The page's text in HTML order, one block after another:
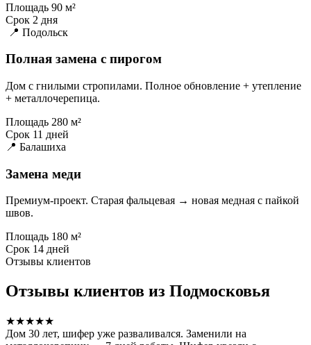
Площадь 90 м²
Срок 2 дня
📍 Подольск
Полная замена с пирогом
Дом с гнилыми стропилами. Полное обновление + утепление
+ металлочерепица.
Площадь 280 м²
Срок 11 дней
📍 Балашиха
Замена меди
Премиум-проект. Старая фальцевая → новая медная с пайкой
швов.
Площадь 180 м²
Срок 14 дней
Отзывы клиентов
Отзывы клиентов из Подмосковья
★★★★★
Дом 30 лет, шифер уже разваливался. Заменили на